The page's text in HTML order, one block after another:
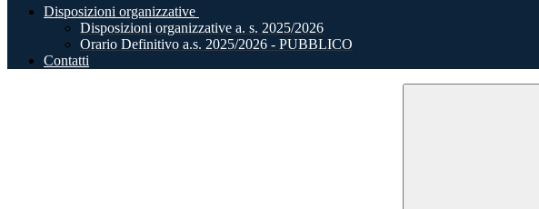
Disposizioni organizzative
Disposizioni organizzative a. s. 2025/2026
Orario Definitivo a.s. 2025/2026 - PUBBLICO
Contatti